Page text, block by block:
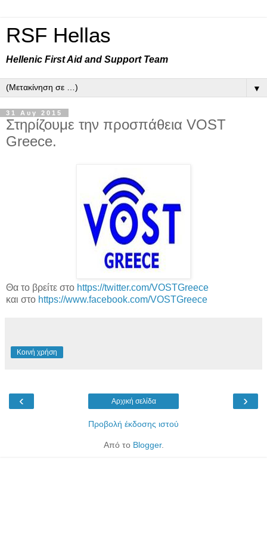
RSF Hellas
Hellenic First Aid and Support Team
▼
31 Αυγ 2015
Στηρίζουμε την προσπάθεια VOST
Greece.
Θα το βρείτε στο https://twitter.com/VOSTGreece
και στο https://www.facebook.com/VOSTGreece
Κοινή χρήση
‹ ›
Αρχική σελίδα
Προβολή έκδοσης ιστού
Από το Blogger.